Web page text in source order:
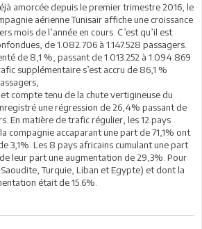
amorcée depuis le premier trimestre 2016, le
aérienne Tunisair affiche une croissance
mois de l’année en cours. C’est qu’il est
de 1.082.706 à 1.147.528 passagers.
de 8,1 %, passant de 1.013.252 à 1.094.869
supplémentaire s’est accru de 86,1 %
compte tenu de la chute vertigineuse du
une régression de 26,4% passant de
En matière de trafic régulier, les 12 pays
compagnie accaparant une part de 71,1% ont
3,1%. Les 8 pays africains cumulant une part
leur part une augmentation de 29,3%. Pour
Turquie, Liban et Egypte) et dont la
était de 15.6%.